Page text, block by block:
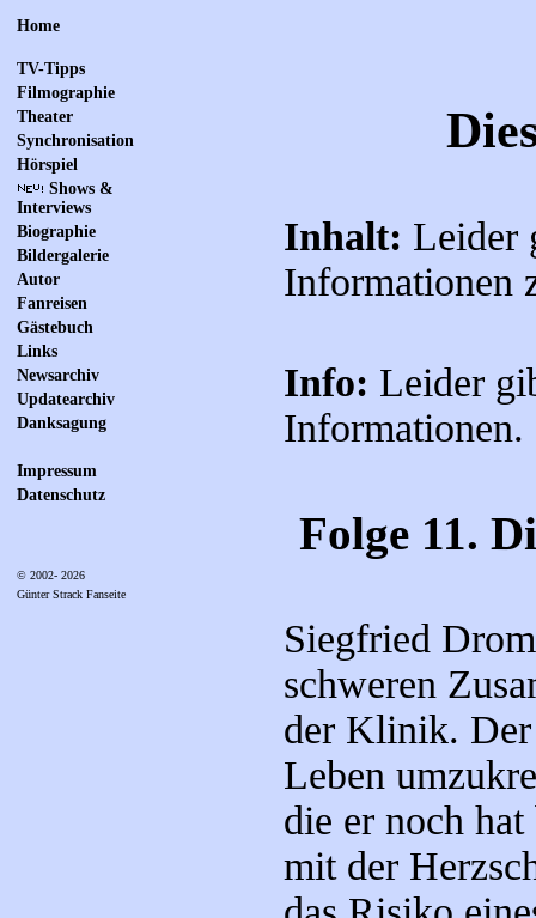
Home
TV-Tipps
Filmographie
Theater
Synchronisation
Hörspiel
Shows &
Interviews
Biographie
Bildergalerie
Autor
Fanreisen
Gästebuch
Links
Newsarchiv
Updatearchiv
Danksagung
Impressum
Datenschutz
© 2002- 2026
Günter Strack Fanseite
Inhalt: Leider
Informationen
Info: Leider
Informationen.
Folge 11.
Siegfried
schweren
der Klinik.
Leben
die er noch
mit der